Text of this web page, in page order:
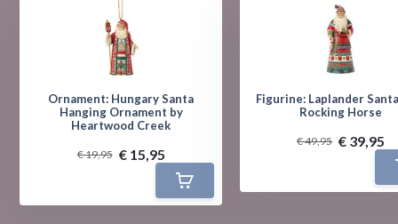
Ornament: Hungary Santa
Hanging Ornament by
Heartwood Creek
€ 19,95 € 15,95
Figurine: Laplander
Rocking Horse
€ 49,95 € 39,95